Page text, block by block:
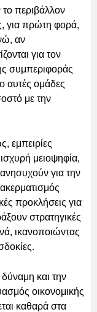
περιβάλλον
για πρώτη φορά,
αν
για τον
συμπεριφοράς
αυτές ομάδες
με την
εμπειρίες
μειοψηφία,
για την
προκλήσεις για
στρατηγικές
ικανοποιώντας
και την
οικονομικής
καθαρά στα